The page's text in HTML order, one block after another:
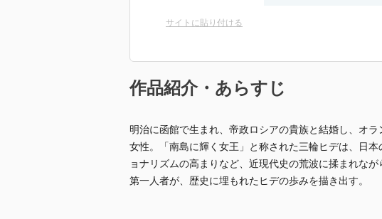
サイトに貼り付ける
作品紹介・あらすじ
明治に函館で生まれ、帝政ロシアの貴族と結婚し、オ
女性。「南島に輝く女王」と称された三輪ヒデは、日
ョナリズムの高まりなど、近現代史の荒波に揉まれな
第一人者が、歴史に埋もれたヒデの歩みを描き出す。